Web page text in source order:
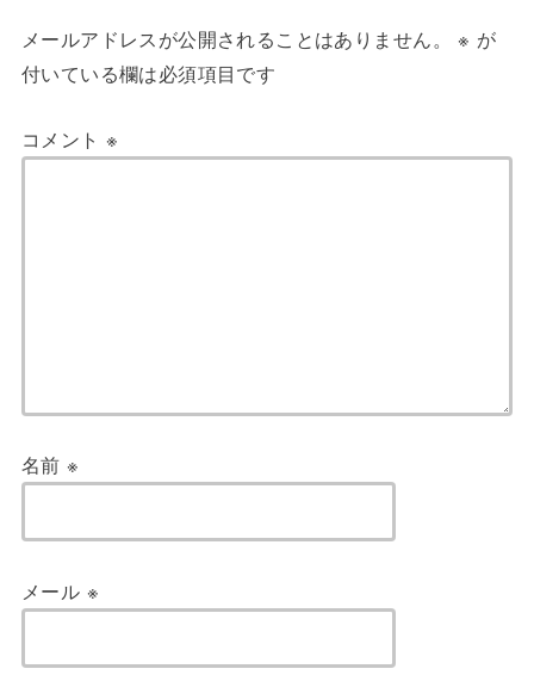
メールアドレスが公開されることはありません。 ※ が
付いている欄は必須項目です
コメント ※
名前※
メール ※